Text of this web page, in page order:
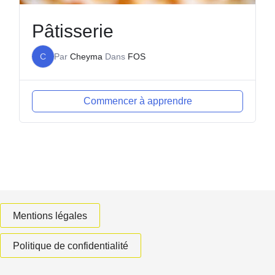
Pâtisserie
C Par CheymaDans FOS
Commencer à apprendre
Mentions légales
Politique de confidentialité